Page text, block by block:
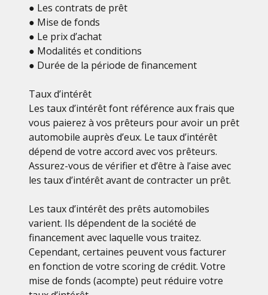
● Les contrats de prêt
● Mise de fonds
● Le prix d’achat
● Modalités et conditions
● Durée de la période de financement
Taux d’intérêt
Les taux d’intérêt font référence aux frais que
vous paierez à vos prêteurs pour avoir un prêt
automobile auprès d’eux. Le taux d’intérêt
dépend de votre accord avec vos prêteurs.
Assurez-vous de vérifier et d’être à l’aise avec
les taux d’intérêt avant de contracter un prêt.
Les taux d’intérêt des prêts automobiles
varient. Ils dépendent de la société de
financement avec laquelle vous traitez.
Cependant, certaines peuvent vous facturer
en fonction de votre scoring de crédit. Votre
mise de fonds (acompte) peut réduire votre